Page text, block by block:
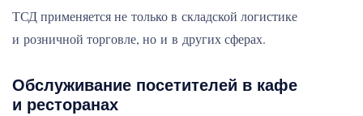
ТСД применяется не только в складской логистике
и розничной торговле, но и в других сферах.
Обслуживание посетителей в кафе
и ресторанах